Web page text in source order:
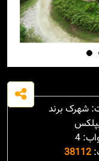
شهرک برند
4
38112